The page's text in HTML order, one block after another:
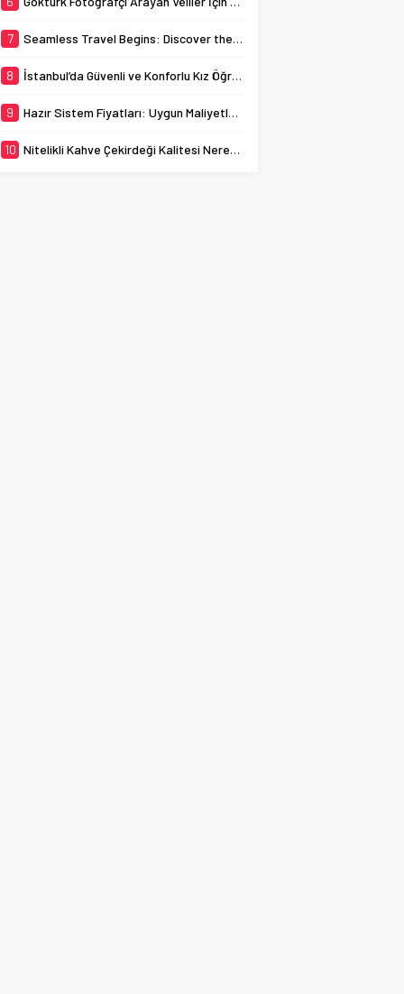
7 Seamless Travel Begins: Discover the Convenience of Istanbul Transfer Services
8 İstanbul’da Güvenli ve Konforlu Kız Öğrenci Yurtları
9 Hazır Sistem Fiyatları: Uygun Maliyetlerle Verimlilik Sağlayın
10 Nitelikli Kahve Çekirdeği Kalitesi Nereden Anlaşılır?